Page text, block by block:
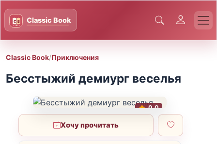
Classic Book/Приключения
Бесстыжий демиург веселья
0.0
Хочу прочитать